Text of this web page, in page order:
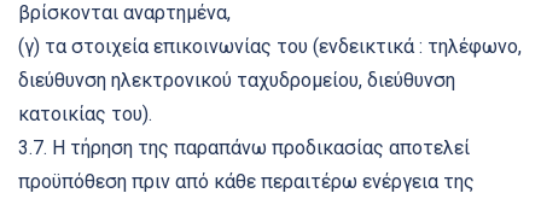
βρίσκονται αναρτημένα,
(γ) τα στοιχεία επικοινωνίας του (ενδεικτικά : τηλέφωνο,
διεύθυνση ηλεκτρονικού ταχυδρομείου, διεύθυνση
κατοικίας του).
3.7. Η τήρηση της παραπάνω προδικασίας αποτελεί
προϋπόθεση πριν από κάθε περαιτέρω ενέργεια της